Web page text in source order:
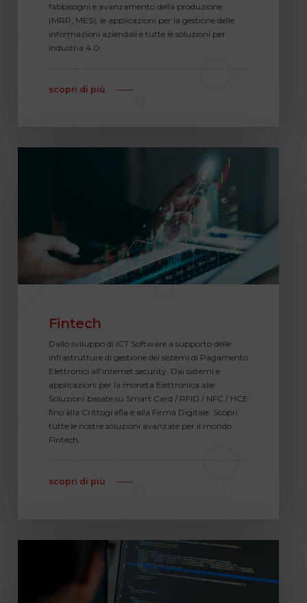
fabbisogni e avanzamento della produzione
(MRP, MES), le applicazioni per la gestione delle
informazioni aziendali e tutte le soluzioni per
Industria 4.0.
scopri di più
Fintech
Dallo sviluppo di ICT Software a supporto delle
infrastrutture di gestione dei sistemi di Pagamento
Elettronici all’internet security. Dai sistemi e
applicazioni per la moneta Elettronica alle
Soluzioni basate su Smart Card / RFID / NFC / HCE
fino alla Crittografia e alla Firma Digitale. Scopri
tutte le nostre soluzioni avanzate per il mondo
Fintech.
scopri di più